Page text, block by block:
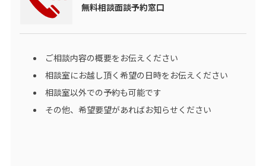
無料相談面談予約窓口
ご相談内容の概要をお伝えください
相談室にお越し頂く希望の日時をお伝えください
相談室以外での予約も可能です
その他、希望要望があればお知らせください